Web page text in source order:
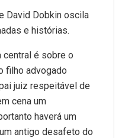
David Dobkin oscila
e histórias.
central é sobre o
filho advogado
juiz respeitável de
cena um
haverá um
antigo desafeto do